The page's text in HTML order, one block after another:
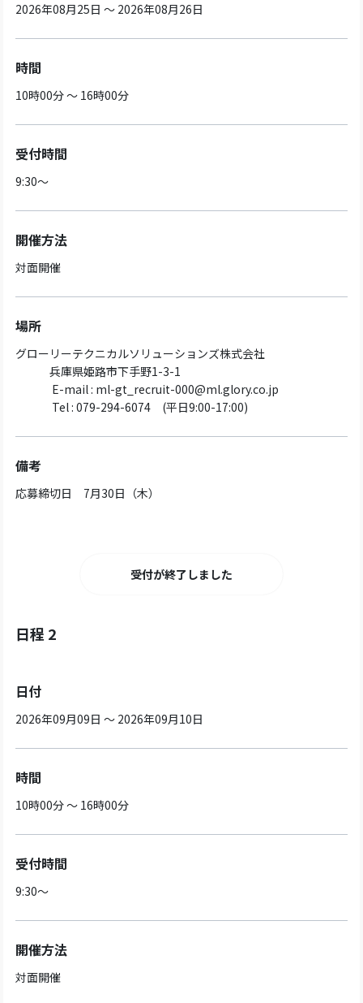
2026年08月25日 ～ 2026年08月26日
時間
10時00分 ～ 16時00分
受付時間
9:30～
開催方法
対面開催
場所
グローリーテクニカルソリューションズ株式会社
兵庫県姫路市下手野1-3-1
E-mail : ml-gt_recruit-000@ml.glory.co.jp
Tel : 079-294-6074 (平日9:00-17:00)
備考
応募締切日 7月30日（木）
受付が終了しました
日程 2
日付
2026年09月09日 ～ 2026年09月10日
時間
10時00分 ～ 16時00分
受付時間
9:30～
開催方法
対面開催